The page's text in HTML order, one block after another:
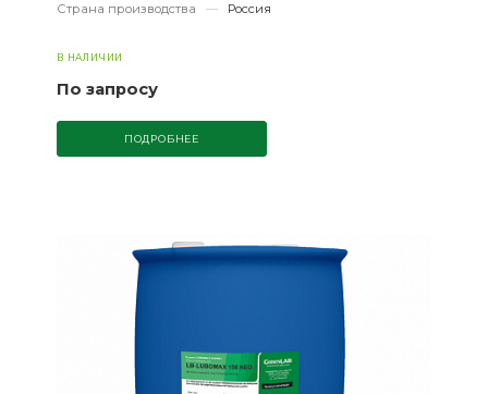
Страна производства
— Россия
В НАЛИЧИИ
По запросу
ПОДРОБНЕЕ